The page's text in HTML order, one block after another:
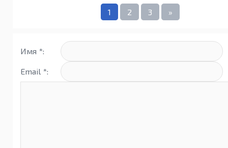
1 2 3 »
Имя *:
Email *: